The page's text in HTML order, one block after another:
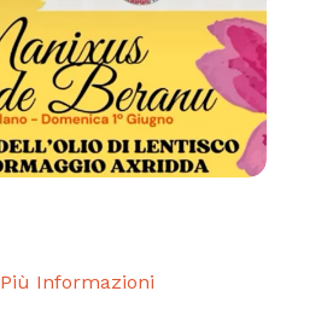
Più Informazioni